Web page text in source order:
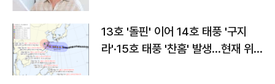
13호 '돌핀' 이어 14호 태풍 '구지
라'·15호 태풍 '찬홈' 발생…현재 위